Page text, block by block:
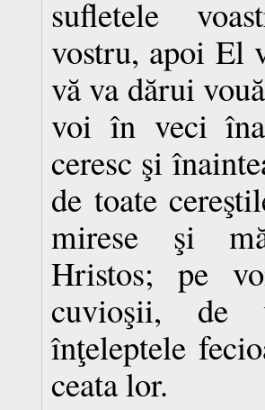
sufletele
vostru, apoi El
vă va dărui
voi în veci
ceresc şi
de toate
mirese şi
Hristos; pe
cuvioşii,
înţeleptele
ceata lor.